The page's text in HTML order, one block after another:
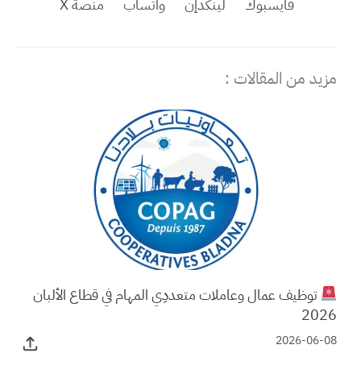
مزيد من المقالات :
توظيف عمال وعاملات متعددِي المهام في قطاع الألبان
2026
2026-06-08